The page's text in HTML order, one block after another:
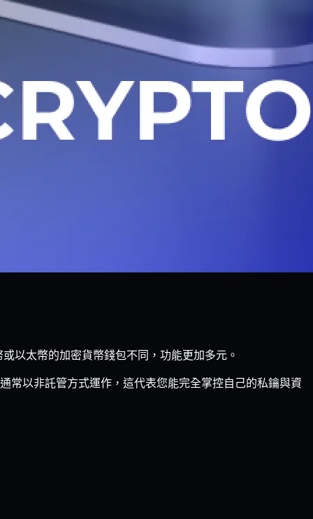
以太幣的加密貨幣錢包不同，功能更加多元。
以非託管方式運作，這代表您能完全掌控自己的私鑰與資